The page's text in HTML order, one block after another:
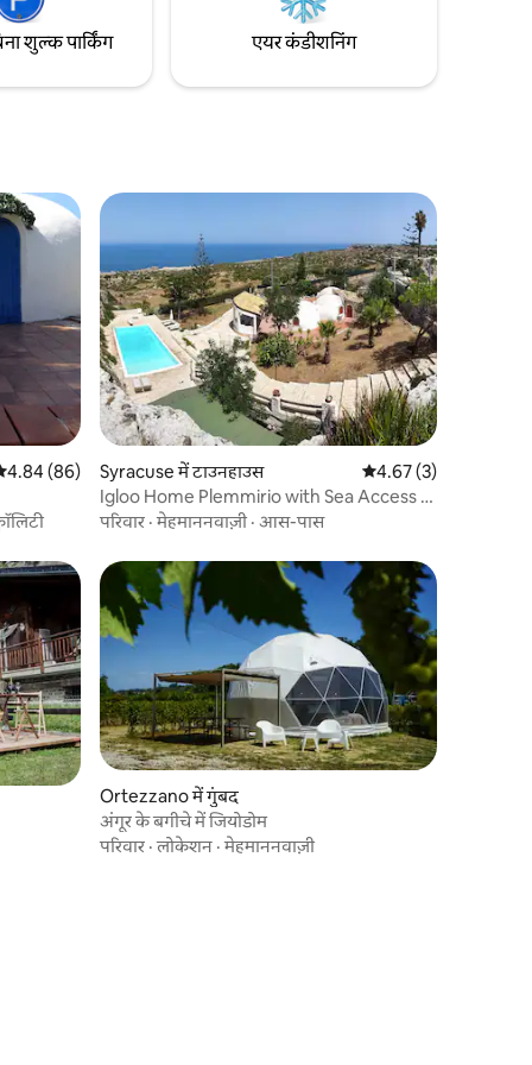
शुल्क पार्किंग एयर कंडीशनिंग
रेटिंग 5 में से 4.84, 86 समीक्षाएँ
4.84 (86)
Syracuse में टाउनहाउस औसत रेटिंग 5 में से 4.67,
4.67 (3)
Igloo Home Plemmirio with Sea Access &
Pool
परिवार ·मेहमाननवाज़ी · आस-पास
Ortezzano में गुंबद
अंगूर के बगीचे में जियोडोम
परिवार ·लोकेशन ·मेहमाननवाज़ी